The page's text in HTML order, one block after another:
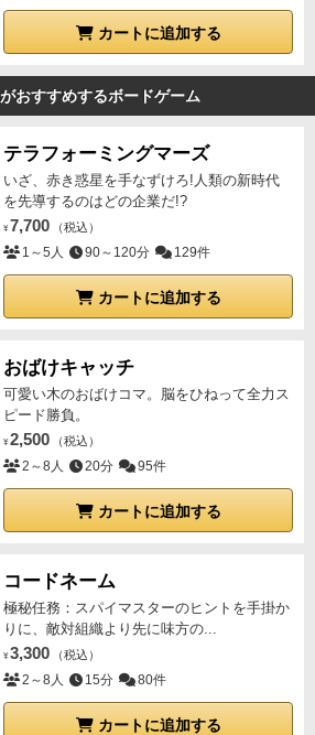
カートに追加する
おすすめするボードゲーム
テラフォーミングマーズ
いざ、赤き惑星を手なずけろ!人類の新時代
を先導するのはどの企業だ!?
¥ 7,700 （税込）
1～5人 90～120分 129件
カートに追加する
おばけキャッチ
可愛い木のおばけコマ。脳をひねって全力ス
ピード勝負。
¥ 2,500 （税込）
2～8人 20分 95件
カートに追加する
コードネーム
極秘任務：スパイマスターのヒントを手掛か
りに、敵対組織より先に味方の...
¥ 3,300 （税込）
2～8人 15分 80件
カートに追加する